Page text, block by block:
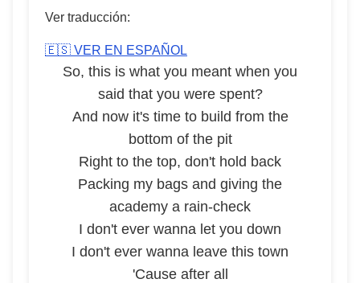
Ver traducción:
🇪🇸 VER EN ESPAÑOL
So, this is what you meant when you
said that you were spent?
And now it's time to build from the
bottom of the pit
Right to the top, don't hold back
Packing my bags and giving the
academy a rain-check
I don't ever wanna let you down
I don't ever wanna leave this town
'Cause after all